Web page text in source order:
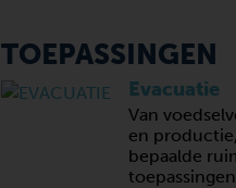
TOEPASSINGEN
Evacuatie
Van
en
bepaalde